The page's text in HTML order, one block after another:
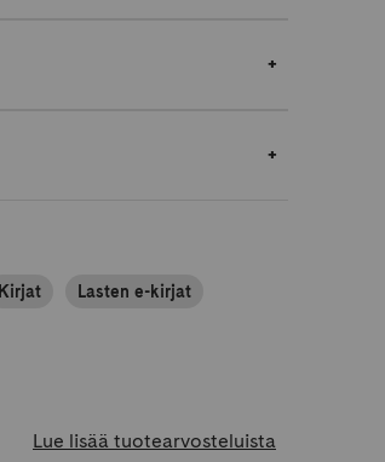
Kirjat Lasten e-kirjat
Lue lisää tuotearvosteluista